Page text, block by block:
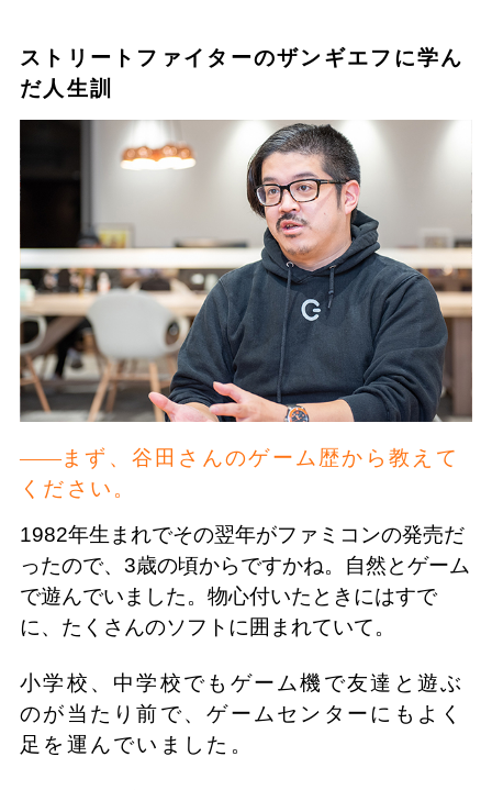
ストリートファイターのザンギエフに学ん
だ人生訓
まず、谷田さんのゲーム歴から教えて
ください。
1982年生まれでその翌年がファミコンの発売だ
ったので、3歳の頃からですかね。自然とゲーム
で遊んでいました。物心付いたときにはすで
に、たくさんのソフトに囲まれていて。
小学校、中学校でもゲーム機で友達と遊ぶ
のが当たり前で、ゲームセンターにもよく
足を運んでいました。